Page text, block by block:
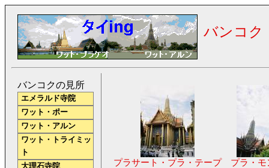
バンコク
プラサート・プラ・テープ
プラ・
バンコクの見所
エメラルド寺院
ワット・ポー
ワット・アルン
ワット・トライミッ
ト
大理石寺院